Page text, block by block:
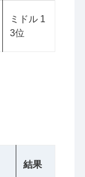
ミドル 1
3位
結果